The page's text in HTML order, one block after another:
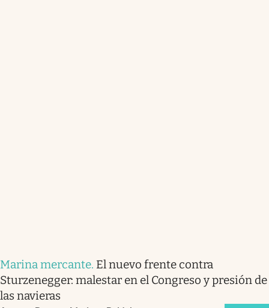
Marina mercante. El nuevo frente contra
Sturzenegger: malestar en el Congreso y presión de
las navieras